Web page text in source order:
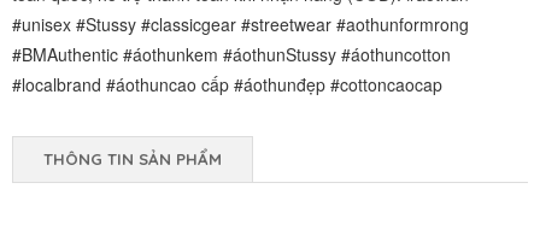
#unisex #Stussy #classicgear #streetwear #aothunformrong
#BMAuthentic #áothunkem #áothunStussy #áothuncotton
#localbrand #áothuncao cấp #áothunđẹp #cottoncaocap
THÔNG TIN SẢN PHẨM